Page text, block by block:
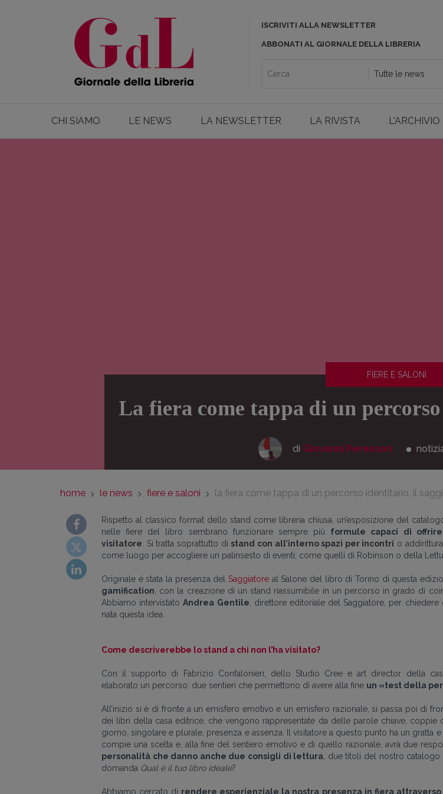
ISCRIVITI ALLA NEWSLETTER
ABBONATI AL GIORNALE DELLA LIBRERIA
CHI SIAMO LE NEWS LA NEWSLETTER LA RIVISTA L'ARCHIVIO
FIERE E SALONI
La fiera come tappa di un
di Giovanni Peresson
home le news fiere e saloni la fiera come tappa di un percorso identitario. il
Rispetto al classico format dello stand come libreria chiusa, un’esposizione del
nelle fiere del libro sembrano funzionare sempre più formule capaci di offrire
visitatore . Si tratta soprattutto di stand con all’interno spazi per incontri o
come luogo per accogliere un palinsesto di eventi, come quelli di Robinson o della
Originale è stata la presenza del Saggiatore al Salone del libro di Torino di questa
gamification , con la creazione di un stand riassumibile in un percorso in grado di
Abbiamo intervistatoAndrea Gentile , direttore editoriale del Saggiatore, per chiedere
nata questa idea.
Come descriverebbe lo stand a chi non l’ha visitato?
Con il supporto di Fabrizio Confalonieri, dello Studio Cree e art director della
elaborato un percorso: due sentieri che permettono di avere alla fine un «test della
All’inizio si è di fronte a un emisfero emotivo e un emisfero razionale, si passa poi di
dei libri della casa editrice, che vengono rappresentate da delle parole chiave, coppie
giorno, singolare e plurale, presenza e assenza. Il visitatore a questo punto ha un gratta e
compie una scelta e, alla fine del sentiero emotivo e di quello razionale, avrà due
personalità che danno anche due consigli di lettura , due titoli del nostro
domanda Qual è il tuo libro ideale?
Abbiamo cercato di rendere esperienziale la nostra presenza in fiera attraverso